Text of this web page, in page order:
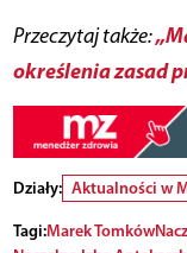
Przeczytaj także:
określenia zasad
Działy: Aktualności w
Tagi:Marek Tomków